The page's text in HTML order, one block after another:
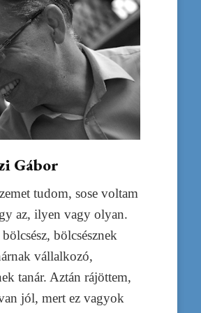
Gábor
tudom, sose voltam
az, ilyen vagy olyan.
bölcsésznek
vállalkozó,
tanár. Aztán rájöttem,
jól, mert ez vagyok